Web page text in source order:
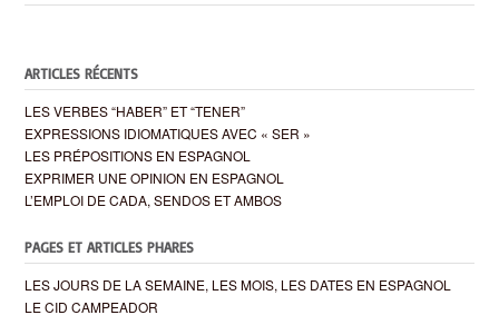
ARTICLES RÉCENTS
LES VERBES “HABER” ET “TENER”
EXPRESSIONS IDIOMATIQUES AVEC « SER »
LES PRÉPOSITIONS EN ESPAGNOL
EXPRIMER UNE OPINION EN ESPAGNOL
L’EMPLOI DE CADA, SENDOS ET AMBOS
PAGES ET ARTICLES PHARES
LES JOURS DE LA SEMAINE, LES MOIS, LES DATES EN ESPAGNOL
LE CID CAMPEADOR